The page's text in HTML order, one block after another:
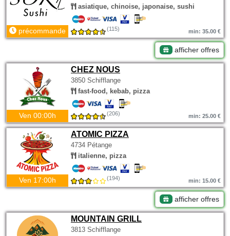
asiatique, chinoise, japonaise, sushi
précommande (115) min: 35.00 €
afficher offres
CHEZ NOUS
3850 Schifflange
fast-food, kebab, pizza
Ven 00:00h (206) min: 25.00 €
ATOMIC PIZZA
4734 Pétange
italienne, pizza
Ven 17:00h (194) min: 15.00 €
afficher offres
MOUNTAIN GRILL
3813 Schifflange